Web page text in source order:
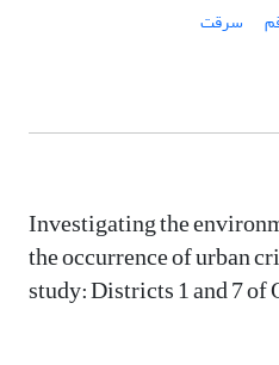
سرقت
Investigating the
the occurrence of urban
study: Districts 1 and 7 of